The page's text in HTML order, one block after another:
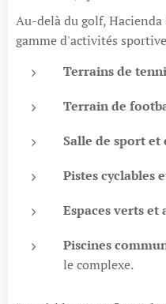
Au-delà du golf,
gamme d'activités
Terrains de
Terrain de
Salle de sport et
Pistes cyclables
Espaces verts
Piscines
le complexe.